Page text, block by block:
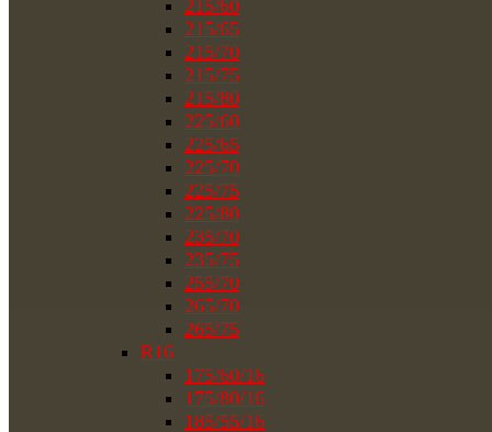
215/60
215/65
215/70
215/75
215/80
225/60
225/65
225/70
225/75
225/80
235/70
235/75
255/70
265/70
265/75
R16
175/60/16
175/80/16
185/55/16